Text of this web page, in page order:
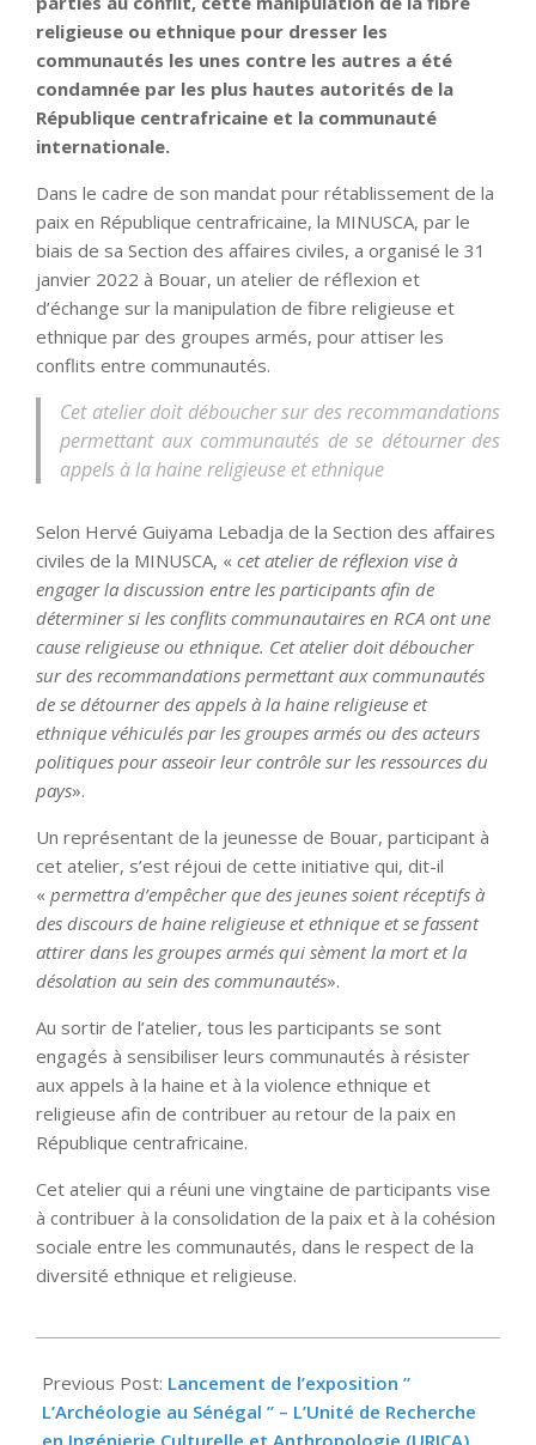
religieuse ou ethnique pour dresser les
communautés les unes contre les autres a été
condamnée par les plus hautes autorités de la
République centrafricaine et la communauté
internationale.
Dans le cadre de son mandat pour rétablissement de la
paix en République centrafricaine, la MINUSCA, par le
biais de sa Section des affaires civiles, a organisé le 31
janvier 2022 à Bouar, un atelier de réflexion et
d’échange sur la manipulation de fibre religieuse et
ethnique par des groupes armés, pour attiser les
conflits entre communautés.
Cet atelier doit déboucher sur des recommandations
permettant aux communautés de se détourner des
appels à la haine religieuse et ethnique
Selon Hervé Guiyama Lebadja de la Section des affaires
civiles de la MINUSCA, « cet atelier de réflexion vise à
engager la discussion entre les participants afin de
déterminer si les conflits communautaires en RCA ont une
cause religieuse ou ethnique. Cet atelier doit déboucher
sur des recommandations permettant aux communautés
de se détourner des appels à la haine religieuse et
ethnique véhiculés par les groupes armés ou des acteurs
politiques pour asseoir leur contrôle sur les ressources du
pays».
Un représentant de la jeunesse de Bouar, participant à
cet atelier, s’est réjoui de cette initiative qui, dit-il
« permettra d’empêcher que des jeunes soient réceptifs à
des discours de haine religieuse et ethnique et se fassent
attirer dans les groupes armés qui sèment la mort et la
désolation au sein des communautés».
Au sortir de l’atelier, tous les participants se sont
engagés à sensibiliser leurs communautés à résister
aux appels à la haine et à la violence ethnique et
religieuse afin de contribuer au retour de la paix en
République centrafricaine.
Cet atelier qui a réuni une vingtaine de participants vise
à contribuer à la consolidation de la paix et à la cohésion
sociale entre les communautés, dans le respect de la
diversité ethnique et religieuse.
02-
03
Previous Post: Lancement de l’exposition ”
L’Archéologie au Sénégal ” – L’Unité de Recherche